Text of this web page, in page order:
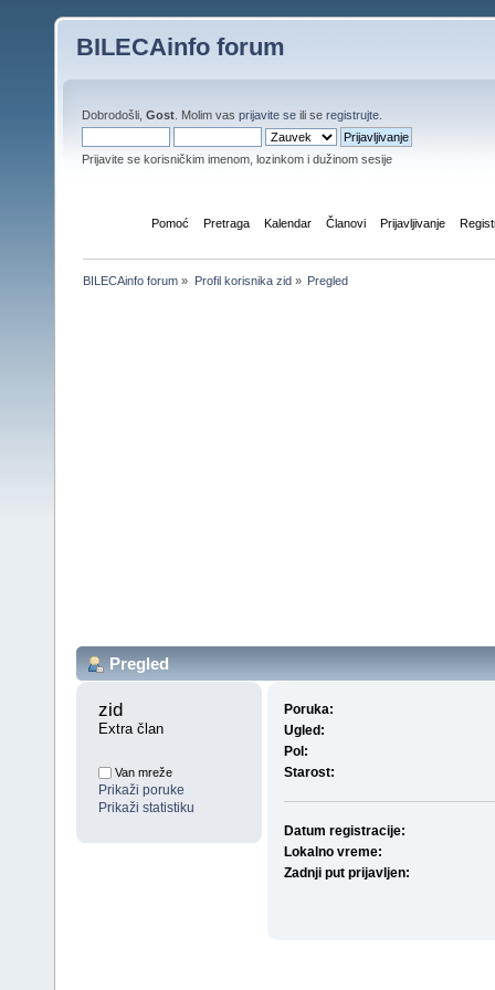
BILECAinfo forum
Dobrodošli, Gost . Molim vas prijavite se ili se registrujte
Prijavite se korisničkim imenom, lozinkom i dužinom sesije
Pomoć Pretraga Kalendar Članovi Prijavljivanje
BILECAinfo forum » Profil korisnika zid» Pregled
Pregled
zid
Extra član
Van mreže
Prikaži poruke
Prikaži statistiku
Poruka:
Ugled:
Pol:
Starost:
Datum registracije:
Lokalno vreme:
Zadnji put prijavljen: